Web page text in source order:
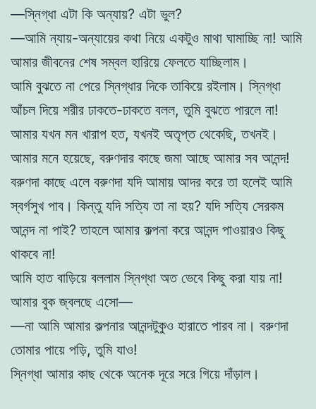
—স্নিগ্ধা এটা কি অন্যায়? এটা ভুল?
—আমি ন্যায়-অন্যায়ের কথা নিয়ে একটুও মাথা ঘামাচ্ছি না! আমি
আমার জীবনের শেষ সম্বল হারিয়ে ফেলতে যাচ্ছিলাম।
আমি বুঝতে না পেরে স্নিগ্ধার দিকে তাকিয়ে রইলাম। স্নিগ্ধা
আঁচল দিয়ে শরীর ঢাকতে-ঢাকতে বলল, তুমি বুঝতে পারলে না!
আমার যখন মন খারাপ হত, যখনই অতৃপ্ত থেকেছি, তখনই।
আমার মনে হয়েছে, বরুণদার কাছে জমা আছে আমার সব আনন্দ!
বরুণদা কাছে এলে বরুণদা যদি আমায় আদর করে তা হলেই আমি
স্বর্গসুখ পাব। কিন্তু যদি সত্যি তা না হয়? যদি সত্যি সেরকম
আনন্দ না পাই? তাহলে আমার কল্পনা করে আনন্দ পাওয়ারও কিছু
থাকবে না!
আমি হাত বাড়িয়ে বললাম স্নিগ্ধা অত ভেবে কিছু করা যায় না!
আমার বুক জ্বলছে এসো—
—না আমি আমার কল্পনার আনন্দটুকুও হারাতে পারব না। বরুণদা
তোমার পায়ে পড়ি, তুমি যাও!
স্নিগ্ধা আমার কাছ থেকে অনেক দূরে সরে গিয়ে দাঁড়াল।